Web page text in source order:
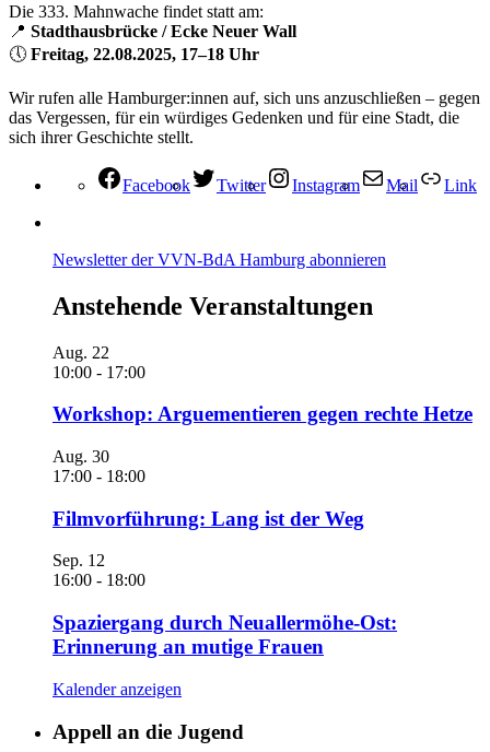
Die 333. Mahnwache findet statt am:
📍 Stadthausbrücke / Ecke Neuer Wall
🕔 Freitag, 22.08.2025, 17–18 Uhr
Wir rufen alle Hamburger:innen auf, sich uns anzuschließen – gegen
das Vergessen, für ein würdiges Gedenken und für eine Stadt, die
sich ihrer Geschichte stellt.
Facebook Twitter Instagram Mail Link
Newsletter der VVN-BdA Hamburg abonnieren
Anstehende Veranstaltungen
Aug. 22
10:00 - 17:00
Workshop: Arguementieren gegen rechte Hetze
Aug. 30
17:00 - 18:00
Filmvorführung: Lang ist der Weg
Sep. 12
16:00 - 18:00
Spaziergang durch Neuallermöhe-Ost:
Erinnerung an mutige Frauen
Kalender anzeigen
Appell an die Jugend